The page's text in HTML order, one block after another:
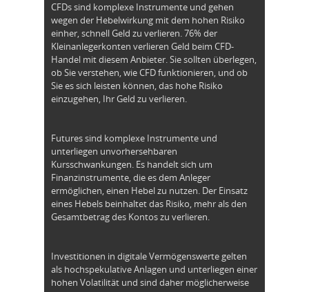
CFDs sind komplexe Instrumente und gehen
wegen der Hebelwirkung mit dem hohen Risiko
einher, schnell Geld zu verlieren. 76% der
Kleinanlegerkonten verlieren Geld beim CFD-
Handel mit diesem Anbieter. Sie sollten überlegen,
ob Sie verstehen, wie CFD funktionieren, und ob
Sie es sich leisten können, das hohe Risiko
einzugehen, Ihr Geld zu verlieren.
Futures sind komplexe Instrumente und
unterliegen unvorhersehbaren
Kursschwankungen. Es handelt sich um
Finanzinstrumente, die es dem Anleger
ermöglichen, einen Hebel zu nutzen. Der Einsatz
eines Hebels beinhaltet das Risiko, mehr als den
Gesamtbetrag des Kontos zu verlieren.
Investitionen in digitale Vermögenswerte gelten
als hochspekulative Anlagen und unterliegen einer
hohen Volatilität und sind daher möglicherweise